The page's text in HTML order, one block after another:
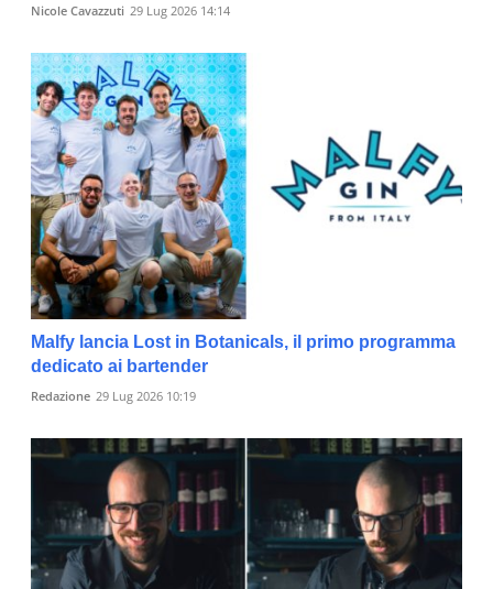
Nicole Cavazzuti 29 Lug 2026 14:14
Malfy lancia Lost in Botanicals, il primo programma
dedicato ai bartender
Redazione 29 Lug 2026 10:19